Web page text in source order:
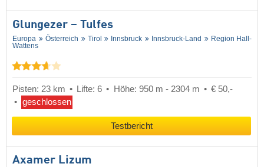
Glungezer – Tulfes
Europa Österreich Tirol Innsbruck Innsbruck-Land
Region Hall-
Wattens
Pisten: 23 km Lifte: 6 Höhe: 950 m - 2304 m
€ 50,-
geschlossen
Testbericht
Axamer Lizum